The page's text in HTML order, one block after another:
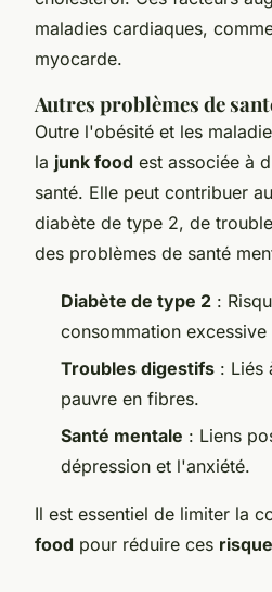
maladies cardiaques,
myocarde.
Autres problèmes de
Outre l'obésité et les
la junk food est associée à
santé. Elle peut contribuer
diabète de type 2, de
des problèmes de santé
Diabète de type 2 :
consommation excessive
Troubles digestifs : Liés
pauvre en fibres.
Santé mentale : Liens
dépression et l'anxiété.
Il est essentiel de limiter la
food pour réduire ces